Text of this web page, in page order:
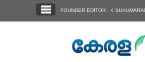
FOUNDER EDITOR : K